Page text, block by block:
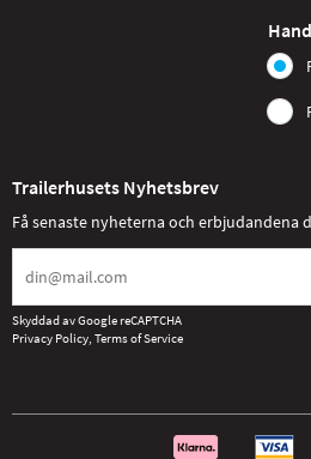
Trailerhusets Nyhetsbrev
Få senaste nyheterna och erbjudandena
Skyddad av Google reCAPTCHA
Privacy Policy, Terms of Service